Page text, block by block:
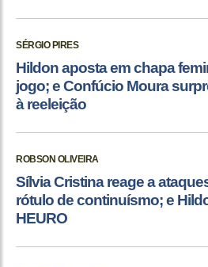
SÉRGIO PIRES
Hildon aposta em chapa
jogo; e Confúcio Moura
à reeleição
ROBSON OLIVEIRA
Sílvia Cristina reage a
rótulo de continuísmo; e
HEURO